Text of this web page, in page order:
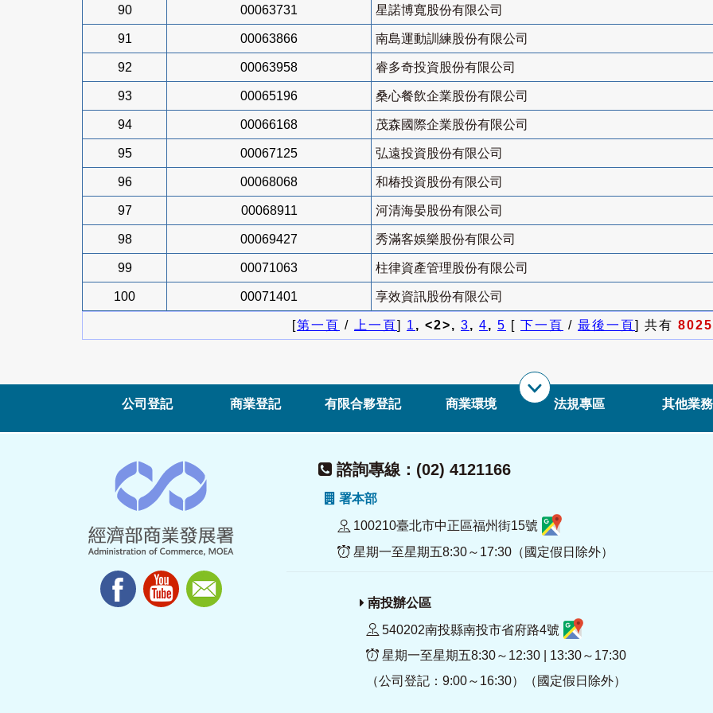
90 00063731 星諾博寬股份有限公司
91 00063866 南島運動訓練股份有限公司
92 00063958 睿多奇投資股份有限公司
93 00065196 桑心餐飲企業股份有限公司
94 00066168 茂森國際企業股份有限公司
95 00067125 弘遠投資股份有限公司
96 00068068 和椿投資股份有限公司
97 00068911 河清海晏股份有限公司
98 00069427 秀滿客娛樂股份有限公司
99 00071063 柱律資產管理股份有限公司
100 00071401 享效資訊股份有限公司
[第一頁 / 上一頁] 1, <2>, 3, 4, 5 [ 下一頁 / 最後一頁] 共有 8025
公司登記 商業登記 有限合夥登記 商業環境 法規專區 其他業務
諮詢專線：(02) 4121166
署本部
100210臺北市中正區福州街15號
星期一至星期五8:30～17:30（國定假日除外）
南投辦公區
540202南投縣南投市省府路4號
星期一至星期五8:30～12:30 | 13:30～17:30
（公司登記：9:00～16:30）（國定假日除外）